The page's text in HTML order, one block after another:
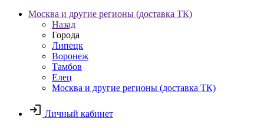
Москва и другие регионы (доставка ТК)
Назад
Города
Липецк
Воронеж
Тамбов
Елец
Москва и другие регионы (доставка ТК)
Личный кабинет